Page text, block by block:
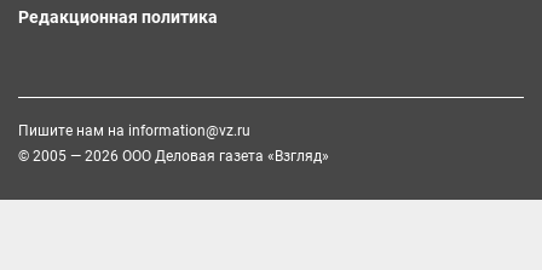
Редакционная политика
Пишите нам на information@vz.ru
© 2005 — 2026 ООО Деловая газета «Взгляд»